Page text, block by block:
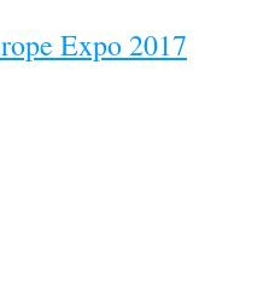
Expo 2017